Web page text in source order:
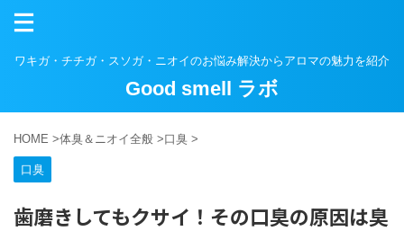
ワキガ・チチガ・スソガ・ニオイのお悩み解決からアロマの魅力を紹介
Good smell ラボ
HOME >体臭＆ニオイ全般 >口臭 >
口臭
歯磨きしてもクサイ！その口臭の原因は臭